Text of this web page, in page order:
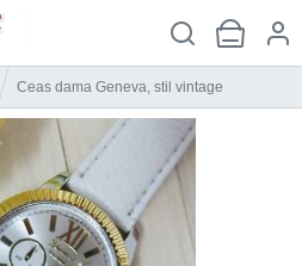
Ceas dama Geneva, stil vintage